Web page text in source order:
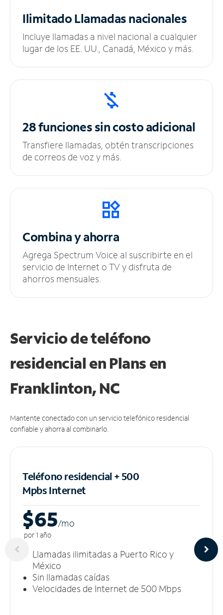
IlimitadoLlamadas nacionales
Incluye llamadas a nivel nacional a cualquier
lugar de los EE. UU., Canadá, México y más.
28 funciones sincosto adicional
Transfiere llamadas, obtén transcripciones
de correos de voz y más.
Combina y ahorra
Agrega Spectrum Voice al suscribirte en el
servicio de Internet o TV y disfruta de
ahorros mensuales.
Servicio de teléfono
residencial en Plans en
Franklinton, NC
Mantente conectado con un servicio telefónico residencial
confiable y ahorra al combinarlo.
Teléfono residencial + 500
MpbsInternet
$65/mo
por 1 año
Llamadas ilimitadas a Puerto Rico y
México
Sin llamadas caídas
Velocidades de Internet de 500 Mbps